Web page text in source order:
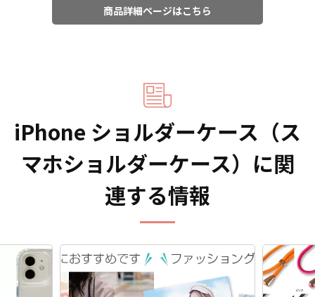
商品詳細ページはこちら
iPhone ショルダーケース（ス
マホショルダーケース）に関
連する情報